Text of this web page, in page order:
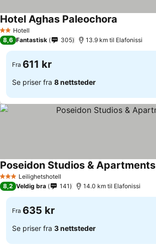
2 Stjerner
Hotell
Hotel Aghas Paleochora
8,6 Fantastisk 305 13.9 km til Elafonissi
Fra 611 kr
Se priser fra 8 nettsteder
3 StjernerLeilighetshotell
Poseidon Studios & Apartments
8,2 Veldig bra 141 14.0 km til Elafonissi
Fra 635 kr
Se priser fra 3 nettsteder